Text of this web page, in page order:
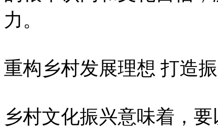
力。
重构乡村发展理想 打造
乡村文化振兴意味着，